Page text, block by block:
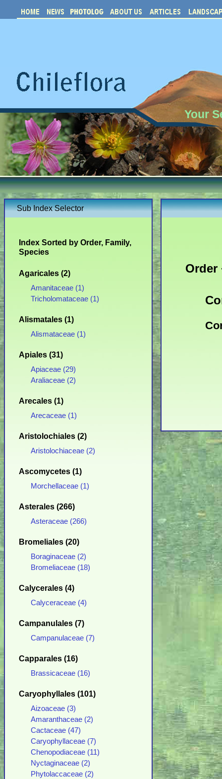
Your
Sub Index Selector
Index Sorted by Order, Family,
Species
Agaricales (2)
Amanitaceae (1)
Tricholomataceae (1)
Alismatales (1)
Alismataceae (1)
Apiales (31)
Apiaceae (29)
Araliaceae (2)
Arecales (1)
Arecaceae (1)
Aristolochiales (2)
Aristolochiaceae (2)
Ascomycetes (1)
Morchellaceae (1)
Asterales (266)
Asteraceae (266)
Bromeliales (20)
Boraginaceae (2)
Bromeliaceae (18)
Calycerales (4)
Calyceraceae (4)
Campanulales (7)
Campanulaceae (7)
Capparales (16)
Brassicaceae (16)
Caryophyllales (101)
Aizoaceae (3)
Amaranthaceae (2)
Cactaceae (47)
Caryophyllaceae (7)
Chenopodiaceae (11)
Nyctaginaceae (2)
Phytolaccaceae (2)
Order